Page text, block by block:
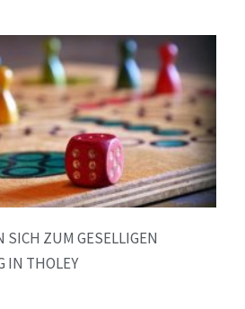
SICH ZUM GESELLIGEN
IN THOLEY